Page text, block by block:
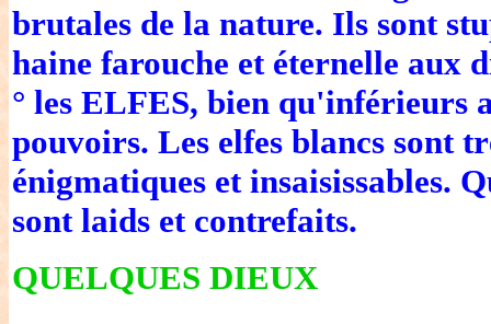
brutales de la nature. Ils sont
haine farouche et éternelle aux
° les ELFES, bien qu'inférieurs
pouvoirs. Les elfes blancs sont
énigmatiques et insaisissables.
sont laids et contrefaits.
QUELQUES DIEUX